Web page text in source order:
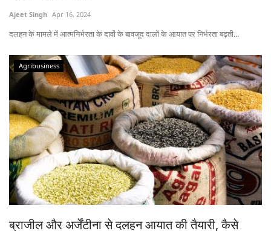
Ajeet Singh Apr 16, 2024
दलहन के मामले में आत्मनिर्भरता के दावों के बावजूद दालों के आयात पर निर्भरता बढ़ती...
Agribusiness
ब्राजील और अर्जेंटीना से दलहन आयात की तैयारी, कैसे